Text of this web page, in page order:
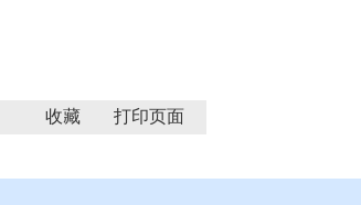
收藏